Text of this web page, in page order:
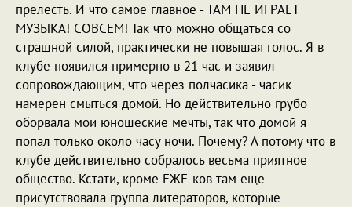
прелесть. И что самое главное - ТАМ НЕ ИГРАЕТ
МУЗЫКА! СОВСЕМ! Так что можно общаться со
страшной силой, практически не повышая голос. Я в
клубе появился примерно в 21 час и заявил
сопровождающим, что через полчасика - часик
намерен смыться домой. Но действительно грубо
оборвала мои юношеские мечты, так что домой я
попал только около часу ночи. Почему? А потому что в
клубе действительно собралось весьма приятное
общество. Кстати, кроме ЕЖЕ-ков там еще
присутствовала группа литераторов, которые